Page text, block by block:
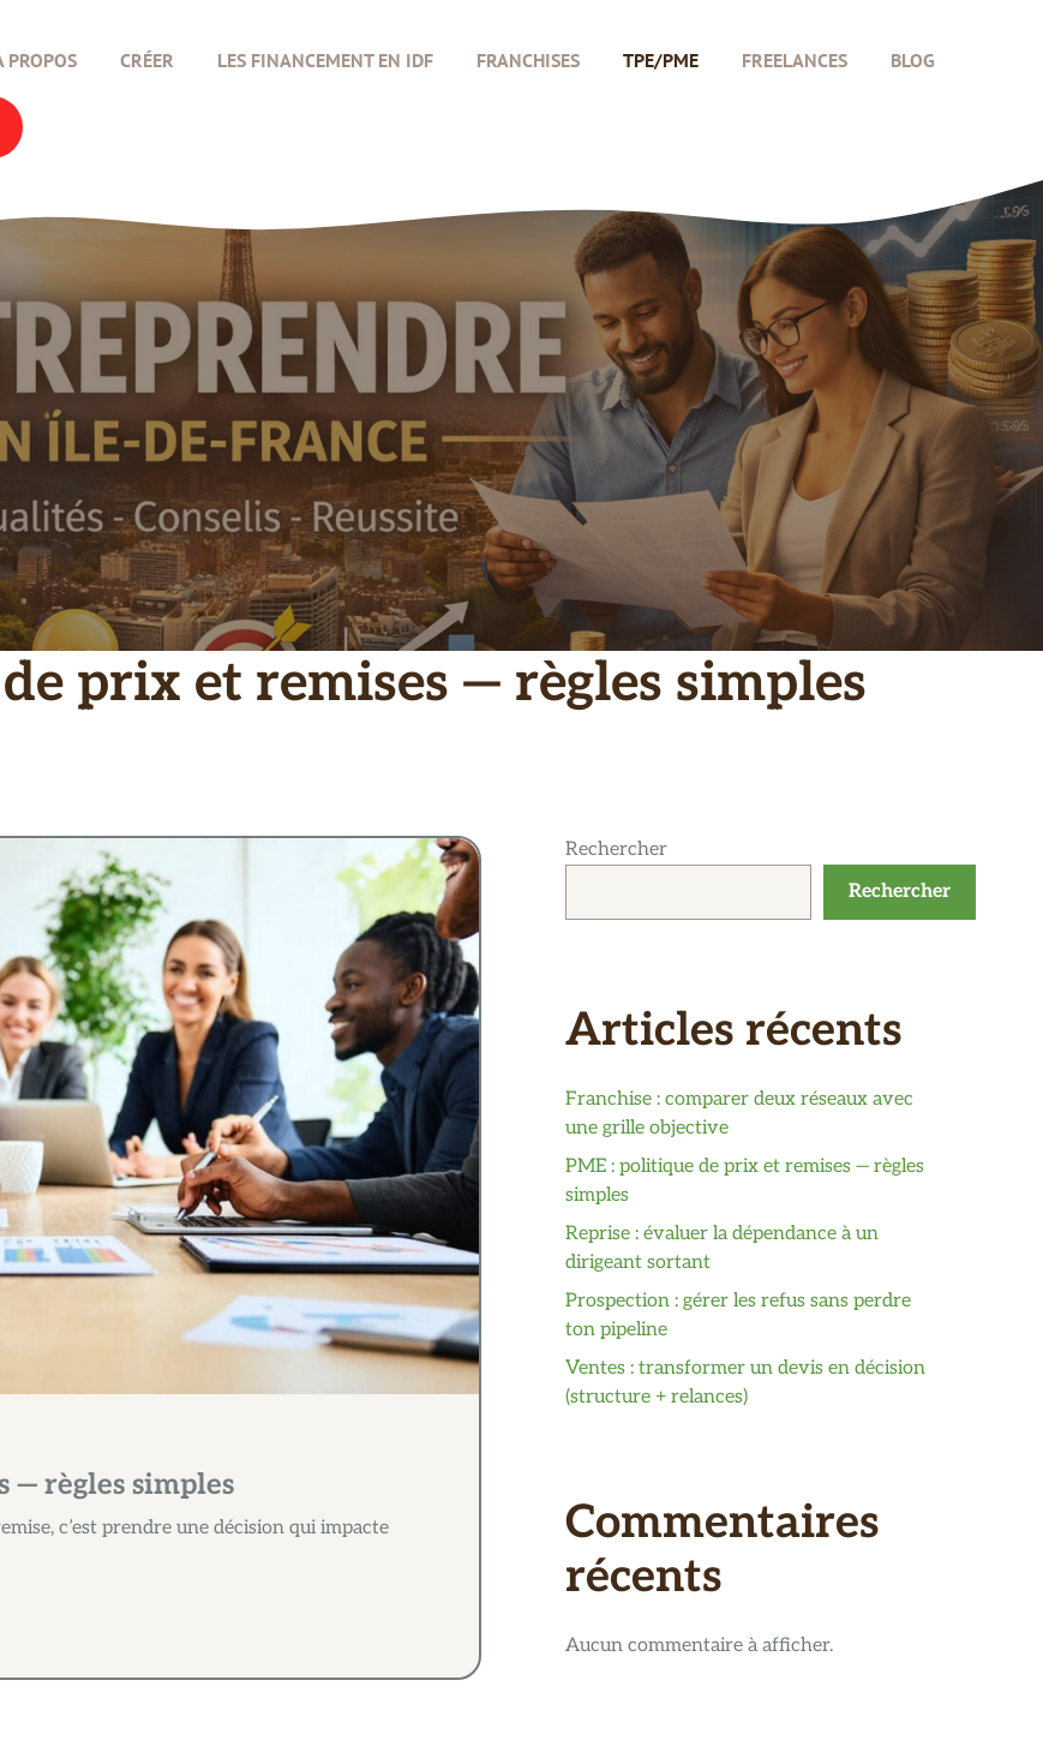
PROPOS CRÉER LES FINANCEMENT EN IDF FRANCHISES TPE/PME FREELANCES BLOG
prix et remises — règles simples
— règles simples
c’est prendre une décision qui impacte
Rechercher
Rechercher
Articles récents
Franchise : comparer deux réseaux avec
une grille objective
PME : politique de prix et remises — règles
simples
Reprise : évaluer la dépendance à un
dirigeant sortant
Prospection : gérer les refus sans perdre
ton pipeline
Ventes : transformer un devis en décision
(structure + relances)
Commentaires
récents
Aucun commentaire à afficher.